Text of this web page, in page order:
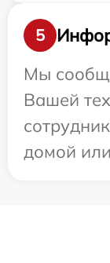
5
Мы
Вашей
домой